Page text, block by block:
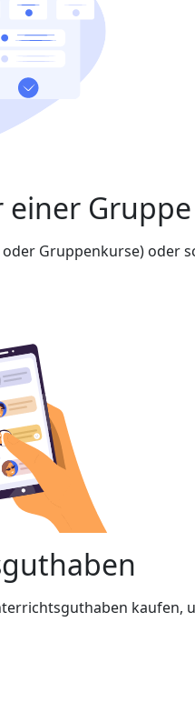
Gruppenkurse) oder